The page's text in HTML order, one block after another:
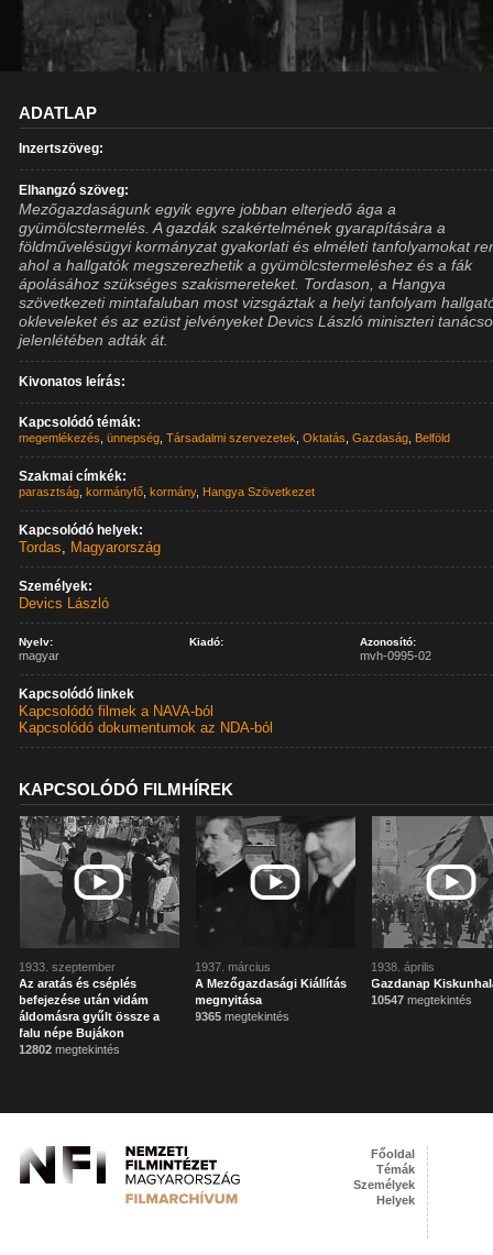
ADATLAP
Inzertszöveg:
Elhangzó szöveg:
Mezőgazdaságunk egyik egyre jobban elterjedő ága a
gyümölcstermelés. A gazdák szakértelmének gyarapítására a
földművelésügyi kormányzat gyakorlati és elméleti tanfolyamokat
ahol a hallgatók megszerezhetik a gyümölcstermeléshez és a fák
ápolásához szükséges szakismereteket. Tordason, a Hangya
szövetkezeti mintafaluban most vizsgáztak a helyi tanfolyam
okleveleket és az ezüst jelvényeket Devics László miniszteri
jelenlétében adták át.
Kivonatos leírás:
Kapcsolódó témák:
megemlékezés ,ünnepség ,Társadalmi szervezetek ,Oktatás ,Gazdaság Belföld
Szakmai címkék:
parasztság ,kormányfő ,kormány, Hangya Szövetkezet
Kapcsolódó helyek:
Tordas, Magyarország
Személyek:
Devics László
Nyelv:
magyar
Kiadó: Azonosító:
mvh-0995-02
Kapcsolódó linkek
Kapcsolódó filmek a NAVA-ból
Kapcsolódó dokumentumok az NDA-ból
KAPCSOLÓDÓ FILMHÍREK
1933. szeptember
Az aratás és cséplés
befejezése után vidám
áldomásra gyűlt össze a
falu népe Bujákon
12802 megtekintés
1937. március
A Mezőgazdasági Kiállítás
megnyitása
9365 megtekintés
1938. április
Gazdanap
10547 megtekintés
Főoldal
Témák
Személyek
Helyek